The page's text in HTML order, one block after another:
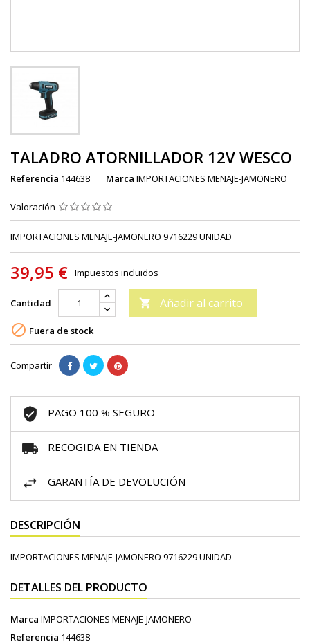
TALADRO ATORNILLADOR 12V WESCO
Referencia 144638 Marca IMPORTACIONES MENAJE-JAMONERO
Valoración
IMPORTACIONES MENAJE-JAMONERO 9716229 UNIDAD
39,95 € Impuestos incluidos
Cantidad  Añadir al carrito
 Fuera de stock
Compartir
PAGO 100 % SEGURO
RECOGIDA EN TIENDA
GARANTÍA DE DEVOLUCIÓN
DESCRIPCIÓN
IMPORTACIONES MENAJE-JAMONERO 9716229 UNIDAD
DETALLES DEL PRODUCTO
Marca IMPORTACIONES MENAJE-JAMONERO
Referencia 144638